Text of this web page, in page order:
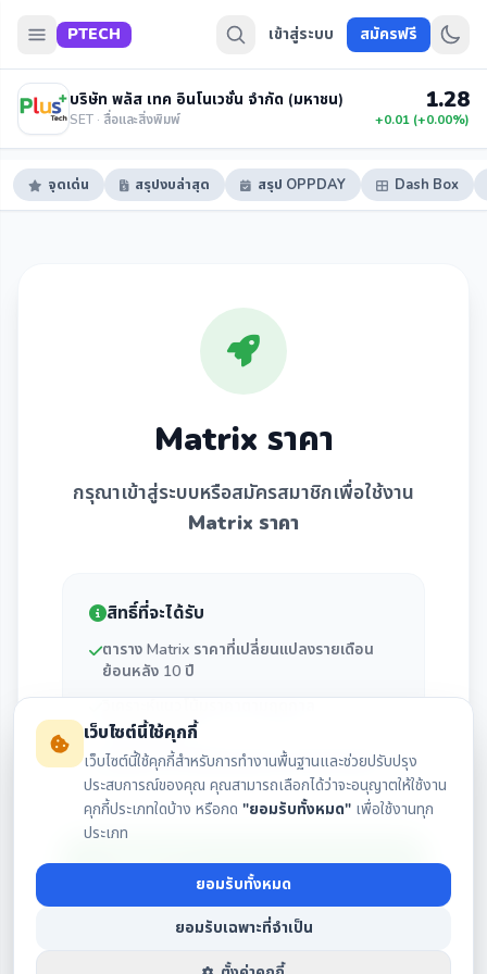
PTECH เข้าสู่ระบบ สมัครฟรี
บริษัท พลัส เทค อินโนเวชั่น จำกัด (มหาชน)
SET · สื่อและสิ่งพิมพ์
1.28
+0.01 (+0.00%)
จุดเด่น สรุปงบล่าสุด สรุป OPPDAY Dash Box
Matrix ราคา
กรุณาเข้าสู่ระบบหรือสมัครสมาชิกเพื่อใช้งาน
Matrix ราคา
สิทธิ์ที่จะได้รับ
ตาราง Matrix ราคาที่เปลี่ยนแปลงรายเดือน
ย้อนหลัง 10 ปี
(Seasonality)
สถิติโอกาสการขึ้น/ลงของราคาในแต่ละเดือน
เข้าสู่ระบบ
สมัครสมาชิก
เว็บไซต์นี้ใช้คุกกี้
เว็บไซต์นี้ใช้คุกกี้สำหรับการทำงานพื้นฐานและช่วยปรับปรุง
ประสบการณ์ของคุณ คุณสามารถเลือกได้ว่าจะอนุญาตให้ใช้งาน
คุกกี้ประเภทใดบ้าง หรือกด "ยอมรับทั้งหมด" เพื่อใช้งานทุก
ประเภท
ยอมรับทั้งหมด
ยอมรับเฉพาะที่จำเป็น